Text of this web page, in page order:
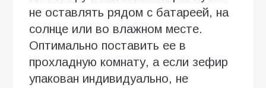
не оставлять рядом с батареей, на
солнце или во влажном месте.
Оптимально поставить ее в
прохладную комнату, а если зефир
упакован индивидуально, не